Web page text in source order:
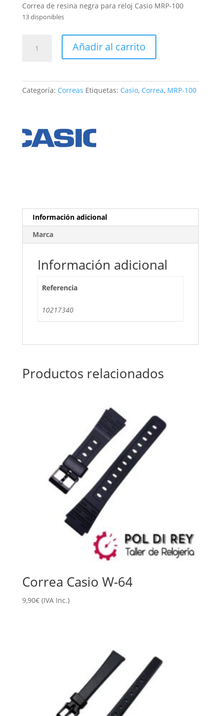
Correa de resina negra para reloj Casio MRP-100
13 disponibles
Casio
cantidad
Añadir al carrito
Categoría: Correas Etiquetas: Casio, Correa, MRP-100
Información adicional
Marca
Información adicional
Referencia
10217340
Productos relacionados
Correa Casio W-64
9,90€ (IVA Inc.)